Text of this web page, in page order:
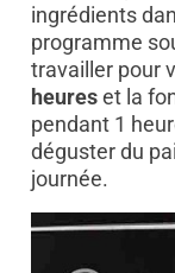
ingrédients
programme
travailler pour
heureset la
pendant 1
déguster du
journée.